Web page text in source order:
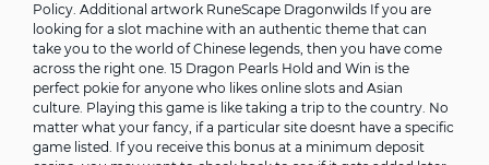
Policy. Additional artwork RuneScape Dragonwilds If you are
looking for a slot machine with an authentic theme that can
take you to the world of Chinese legends, then you have come
across the right one. 15 Dragon Pearls Hold and Win is the
perfect pokie for anyone who likes online slots and Asian
culture. Playing this game is like taking a trip to the country. No
matter what your fancy, if a particular site doesnt have a specific
game listed. If you receive this bonus at a minimum deposit